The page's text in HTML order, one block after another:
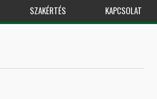
SZAKÉRTÉS KAPCSOLAT